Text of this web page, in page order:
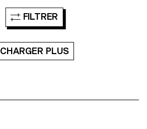
FILTRER
CHARGER PLUS